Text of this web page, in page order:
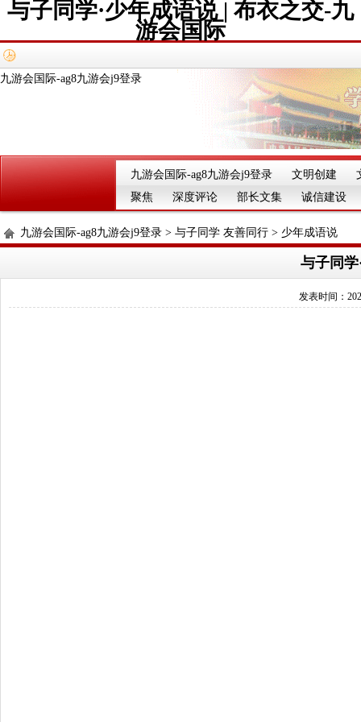
与子同学·少年成语说 | 布衣之交-九
游会国际
九游会国际-ag8九游会j9登录
九游会国际-ag8九游会j9登录 文明创建
聚焦
深度评论 部长文集 诚信建设
九游会国际-ag8九游会j9登录 > 与子同学 友善同行 > 少年成语说
与子同
发表时间：